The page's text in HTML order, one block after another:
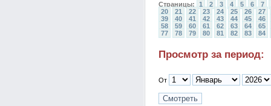
Страницы: 1 2 3 4 5 6
7
20
21 22 23 24 25 26
27
39
40 41 42 43 44 45
46
58
59 60 61 62 63 64
65
77
78 79 80 81 82 83 84
Просмотр за период:
От